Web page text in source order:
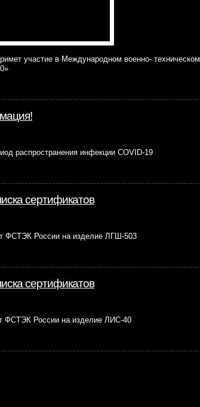
участие в Международном военно- техническом
распространения инфекции COVID-19
сертификатов
ФСТЭК России на изделие ЛГШ-503
сертификатов
ФСТЭК России на изделие ЛИС-40